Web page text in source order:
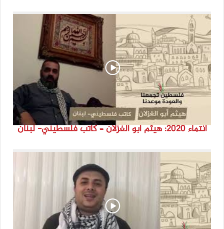
انتماء 2020: هيثم أبو الغزلان – كاتب فلسطيني- لبنان